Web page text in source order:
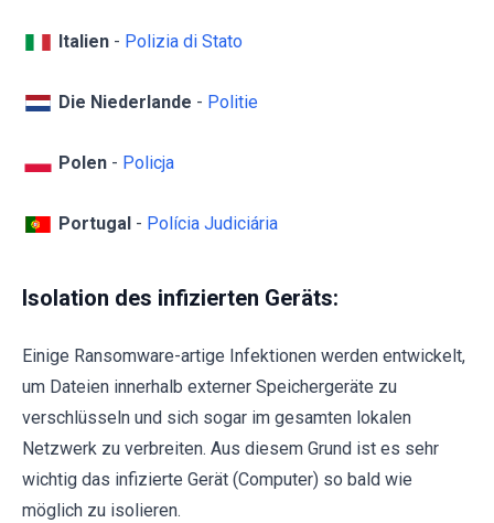
Italien - Polizia di Stato
Die Niederlande - Politie
Polen - Policja
Portugal - Polícia Judiciária
Isolation des infizierten Geräts:
Einige Ransomware-artige Infektionen werden entwickelt,
um Dateien innerhalb externer Speichergeräte zu
verschlüsseln und sich sogar im gesamten lokalen
Netzwerk zu verbreiten. Aus diesem Grund ist es sehr
wichtig das infizierte Gerät (Computer) so bald wie
möglich zu isolieren.